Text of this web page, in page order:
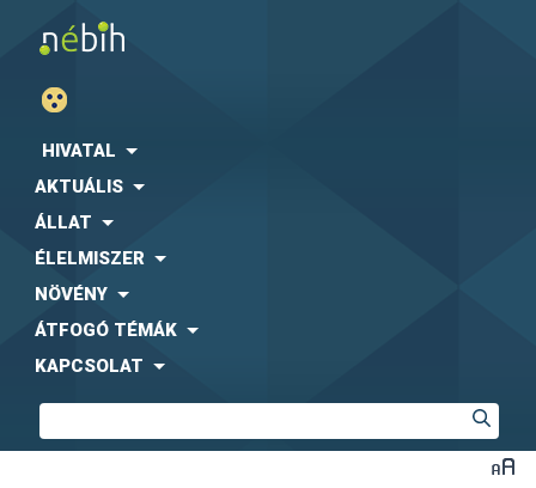
HIVATAL
AKTUÁLIS
ÁLLAT
ÉLELMISZER
NÖVÉNY
ÁTFOGÓ TÉMÁK
KAPCSOLAT